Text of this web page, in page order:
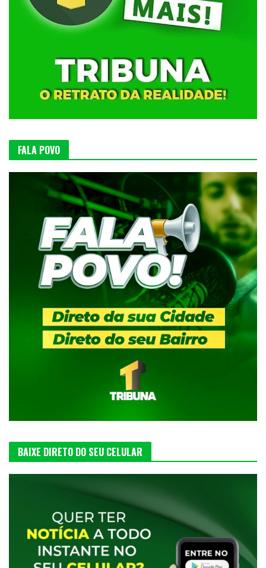
FALA POVO
BAIXE DIRETO DO SEU CELULAR